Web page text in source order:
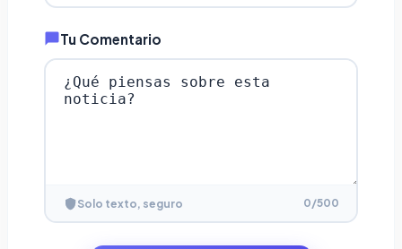
Tu Comentario
Solo texto, seguro 0/500